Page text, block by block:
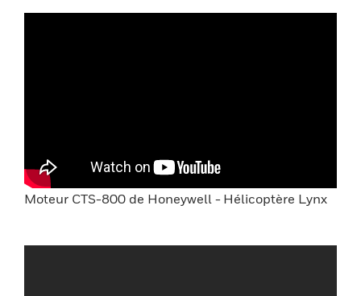
Moteur CTS-800 de Honeywell - Hélicoptère Lynx